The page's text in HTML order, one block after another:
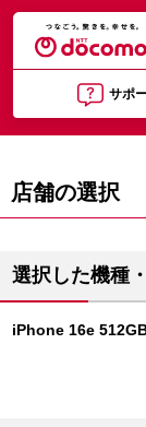
サポ
店舗の選択
選択した機種
iPhone 16e